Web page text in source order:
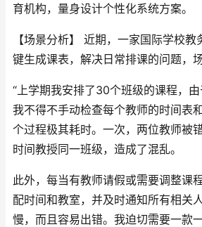
育机构，量身设计个性化系统方案。
【场景分析】 近期，一家国际学校
键生成课表，解决日常排课的问题，场
“上学期我安排了30个班级的课程，由
我不得不手动检查每个教师的时间表
个过程极其耗时。一次，两位教师被
时间教授同一班级，造成了混乱。
此外，每当有教师请假或需要调整课
配时间和教室，并及时通知所有相关
慢，而且容易出错。我迫切需要一款